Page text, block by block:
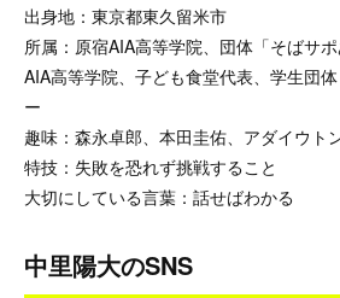
出身地：東京都東久留米市
所属：原宿AIA高等学院、団体「そばサ
AIA高等学院、子ども食堂代表、学生団
ー
趣味： 森永卓郎、本田圭佑、アダイウト
特技：失敗を恐れず挑戦すること
大切にしている言葉：話せばわかる
中里陽大のSNS